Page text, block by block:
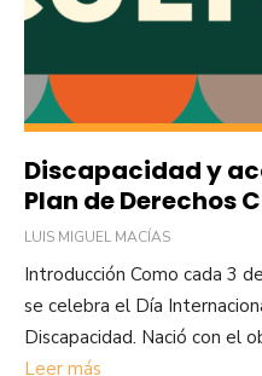
Discapacidad y
Plan de Derechos
LUIS MIGUEL MACÍAS
Introducción Como cada 3
se celebra el Día
Discapacidad. Nació con el
Leer más